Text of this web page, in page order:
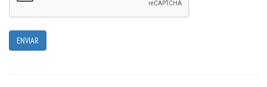
TIP - PEDAGOGIA
LOGIN